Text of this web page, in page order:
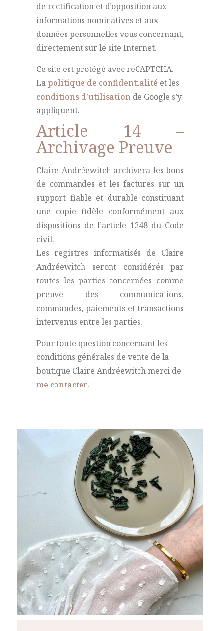
de rectification et d’opposition aux
informations nominatives et aux
données personnelles vous concernant,
directement sur le site Internet.
Ce site est protégé avec reCAPTCHA.
Lapolitique de confidentialité et les
conditions d’utilisation de Google s’y
appliquent.
Article 14 –
Archivage Preuve
Claire Andréewitch archivera les bons
de commandes et les factures sur un
support fiable et durable constituant
une copie fidèle conformément aux
dispositions de l’article 1348 du Code
civil.
Les registres informatisés de Claire
Andréewitch seront considérés par
toutes les parties concernées comme
preuve des communications,
commandes, paiements et transactions
intervenus entre les parties.
Pour toute question concernant les
conditions générales de vente de la
boutique Claire Andréewitch merci de
me contacter.